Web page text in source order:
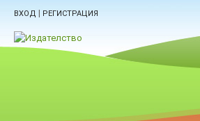
ВХОД | РЕГИСТРАЦИЯ